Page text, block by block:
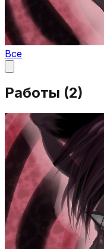
Все
Работы (2)